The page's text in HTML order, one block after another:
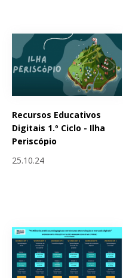
Recursos Educativos
Digitais 1.º Ciclo - Ilha
Periscópio
25.10.24